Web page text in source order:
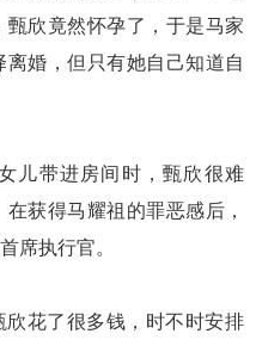
欣竟然怀孕了，于是马家
婚，但只有她自己知道自
儿带进房间时，甄欣很难
获得马耀祖的罪恶感后，
席执行官。
花了很多钱，时不时安排